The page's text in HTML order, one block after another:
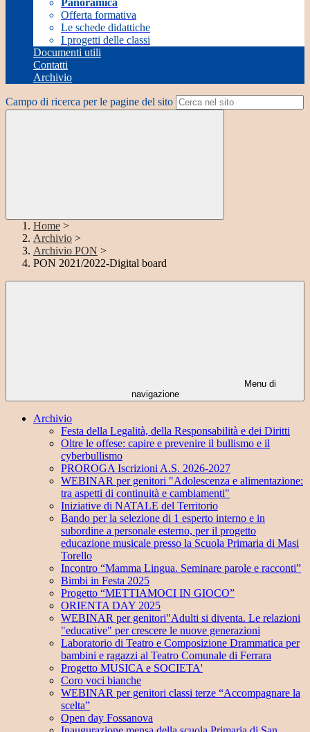
Panoramica
Offerta formativa
Le schede didattiche
I progetti delle classi
Documenti utili
Contatti
Archivio
Campo di ricerca per le pagine del sito
Home >
Archivio >
Archivio PON >
PON 2021/2022-Digital board
Menu di
navigazione
Archivio
Festa della Legalità, della Responsabilità e dei Diritti
Oltre le offese: capire e prevenire il bullismo e il
cyberbullismo
PROROGA Iscrizioni A.S. 2026-2027
WEBINAR per genitori "Adolescenza e alimentazione:
tra aspetti di continuità e cambiamenti"
Iniziative di NATALE del Territorio
Bando per la selezione di 1 esperto interno e in
subordine a personale esterno, per il progetto
educazione musicale presso la Scuola Primaria di Masi
Torello
Incontro “Mamma Lingua. Seminare parole e racconti”
Bimbi in Festa 2025
Progetto “METTIAMOCI IN GIOCO”
ORIENTA DAY 2025
WEBINAR per genitori"Adulti si diventa. Le relazioni
"educative" per crescere le nuove generazioni
Laboratorio di Teatro e Composizione Drammatica per
bambini e ragazzi al Teatro Comunale di Ferrara
Progetto MUSICA e SOCIETA'
Coro voci bianche
WEBINAR per genitori classi terze “Accompagnare la
scelta”
Open day Fossanova